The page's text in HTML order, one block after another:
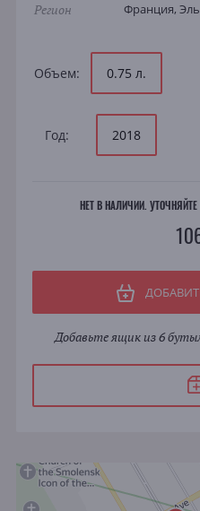
Регион Франция,
Объем: 0.75 л.
Год: 2018
НЕТ В НАЛИЧИИ.
Добавьте ящик из 6